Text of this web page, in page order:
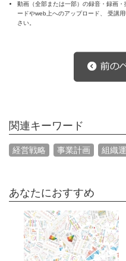
動画（全部または一部）の録音・録画
ードやweb上へのアップロード、 受講
さい。
関連キーワード
経営戦略 事業計画 組織
あなたにおすすめ